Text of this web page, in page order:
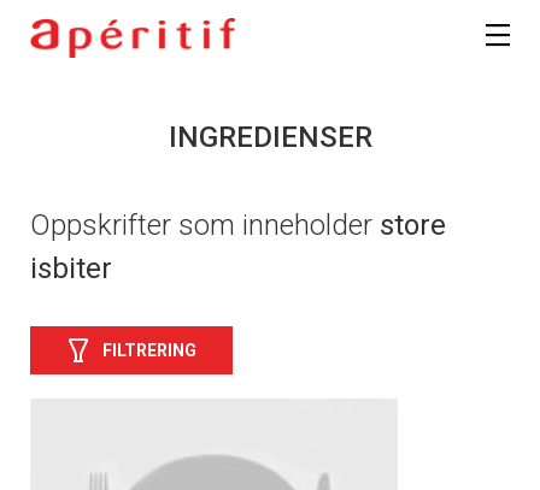
INGREDIENSER
Oppskrifter som inneholder store
isbiter
FILTRERING